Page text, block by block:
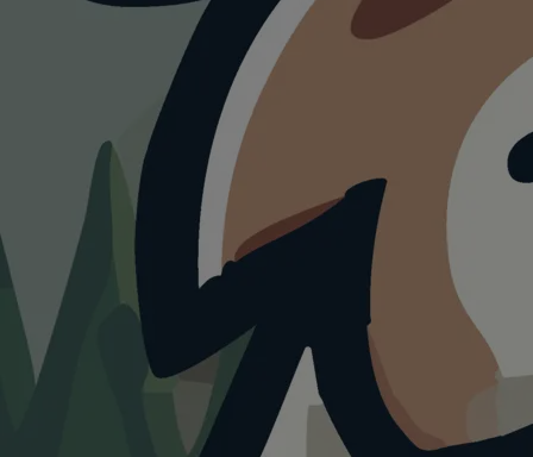
LÄNDER-ÜBERSICHT · SAISON 2026
24 Länder.
Ein Hund.
Keine
Sorgen.